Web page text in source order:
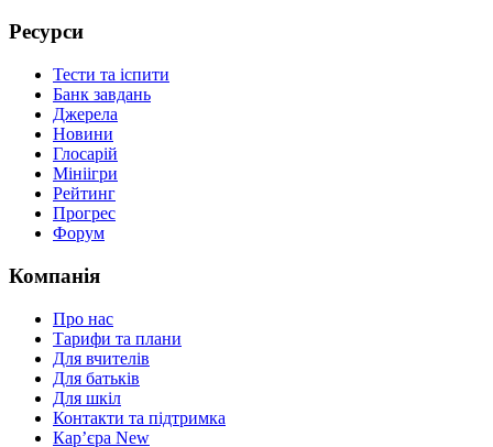
Ресурси
Тести та іспити
Банк завдань
Джерела
Новини
Глосарій
Мініігри
Рейтинг
Прогрес
Форум
Компанія
Про нас
Тарифи та плани
Для вчителів
Для батьків
Для шкіл
Контакти та підтримка
Кар’єра New